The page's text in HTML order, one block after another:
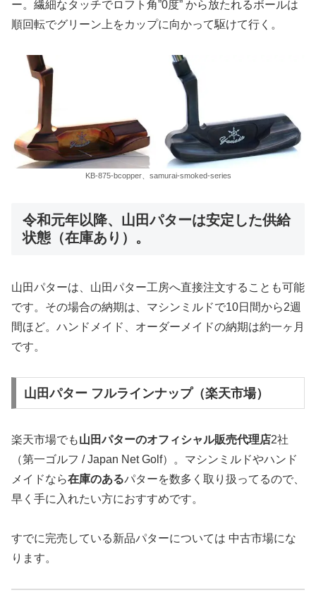
ー。繊細なタッチでロフト角”0度” から放たれるボールは
順回転でグリーン上をカップに向かって駆けて行く。
KB-875-bcopper、samurai-smoked-series
令和元年以降、山田パターは安定した供給
状態（在庫あり）。
山田パターは、山田パター工房へ直接注文することも可能
です。その場合の納期は、マシンミルドで10日間から2週
間ほど。ハンドメイド、オーダーメイドの納期は約一ヶ月
です。
山田パター フルラインナップ（楽天市場）
楽天市場でも山田パターのオフィシャル販売代理店2社
（第一ゴルフ / Japan Net Golf）。マシンミルドやハンド
メイドなら在庫のあるパターを数多く取り扱ってるので、
早く手に入れたい方におすすめです。
すでに完売している新品パターについては 中古市場にな
ります。